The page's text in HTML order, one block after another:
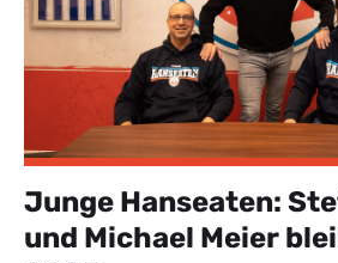
Junge Hanseaten:
und Michael Meier